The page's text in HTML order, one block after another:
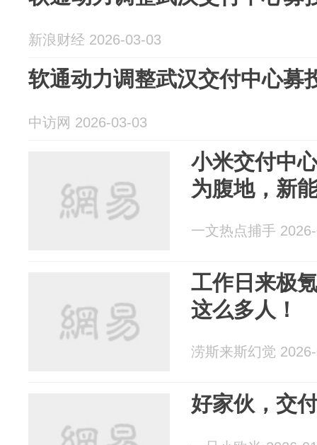
新浪财经 2026-03-03
软通动力调整武汉交付中心募
中访网 2026-03-03
小米交付中
为腹地，新
一文热点捕手
工作日来极
这么多人！
涝斯来斯幻觉
好家伙，交